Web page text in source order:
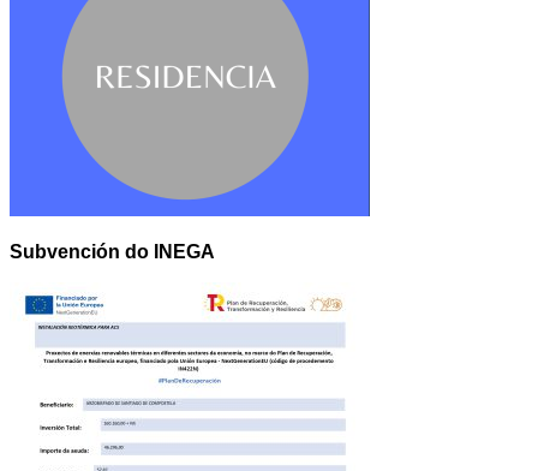
Subvención do INEGA